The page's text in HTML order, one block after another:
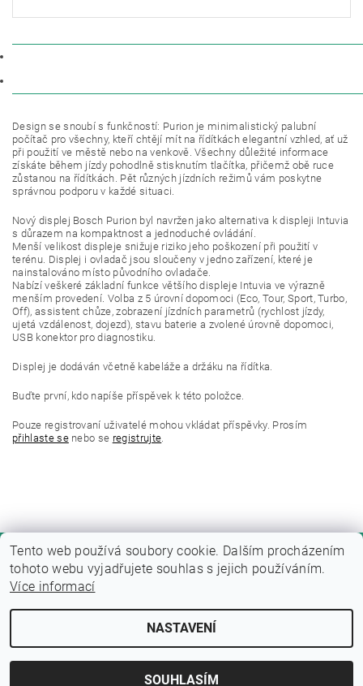
Design se snoubí s funkčností: Purion je minimalistický palubní
počítač pro všechny, kteří chtějí mít na řídítkách elegantní vzhled, ať už
při použití ve městě nebo na venkově. Všechny důležité informace
získáte během jízdy pohodlně stisknutím tlačítka, přičemž obě ruce
zůstanou na řídítkách. Pět různých jízdních režimů vám poskytne
správnou podporu v každé situaci.
Nový displej Bosch Purion byl navržen jako alternativa k displeji Intuvia
s důrazem na kompaktnost a jednoduché ovládání.
Menší velikost displeje snižuje riziko jeho poškození při použití v
terénu. Displej i ovladač jsou sloučeny v jedno zařízení, které je
nainstalováno místo původního ovladače.
Nabízí veškeré základní funkce většího displeje Intuvia ve výrazně
menším provedení. Volba z 5 úrovní dopomoci (Eco, Tour, Sport, Turbo,
Off), assistent chůze, zobrazení jízdních parametrů (rychlost jízdy,
ujetá vzdálenost, dojezd), stavu baterie a zvolené úrovně dopomoci,
USB konektor pro diagnostiku.
Displej je dodáván včetně kabeláže a držáku na řídítka.
Buďte první, kdo napíše příspěvek k této položce.
Pouze registrovaní uživatelé mohou vkládat příspěvky. Prosím
přihlaste senebo se registrujte.
2026 © Fitness zone, všechna práva vyhrazenaUpravit nastavení cookies
Vytvořil Shoptet
Tento web používá soubory cookie. Dalším procházením
tohoto webu vyjadřujete souhlas s jejich používáním.
Více informací
NASTAVENÍ
SOUHLASÍM